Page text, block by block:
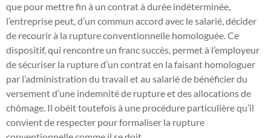
que pour mettre fin à un contrat à durée indéterminée,
l’entreprise peut, d’un commun accord avec le salarié, décider
de recourir à la rupture conventionnelle homologuée. Ce
dispositif, qui rencontre un franc succès, permet à l’employeur
de sécuriser la rupture d’un contrat en la faisant homologuer
par l’administration du travail et au salarié de bénéficier du
versement d’une indemnité de rupture et des allocations de
chômage. Il obéit toutefois à une procédure particulière qu’il
convient de respecter pour formaliser la rupture